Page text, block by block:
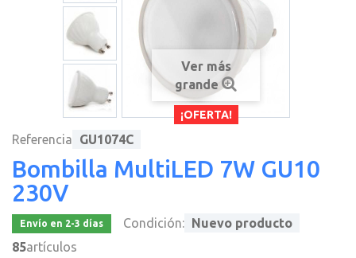
¡OFERTA!
Ver más
grande
Referencia GU1074C
Bombilla MultiLED 7W GU10
230V
Envío en 2-3 días Condición: Nuevo producto
85artículos